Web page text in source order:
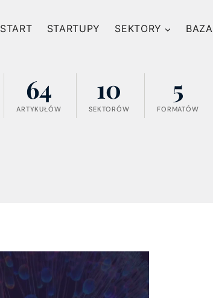
START STARTUPY SEKTORY BAZA
64
ARTYKUŁÓW
10
SEKTORÓW
5
FORMATÓW